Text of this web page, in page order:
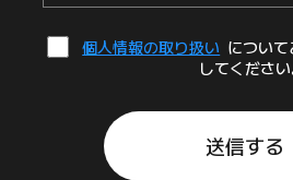
個人情報の取り扱い につい
してください